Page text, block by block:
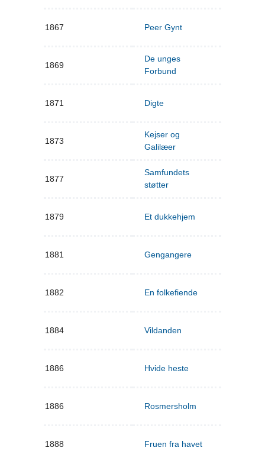
1867 Peer Gynt
1869
De unges
Forbund
1871 Digte
1873
Kejser og
Galilæer
1877
Samfundets
støtter
1879 Et dukkehjem
1881 Gengangere
1882 En folkefiende
1884 Vildanden
1886 Hvide heste
1886 Rosmersholm
1888 Fruen fra havet